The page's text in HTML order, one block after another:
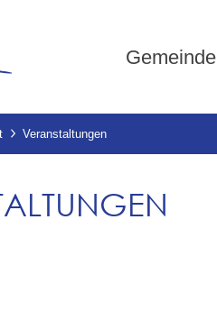
Gemeinde
Veranstaltungen